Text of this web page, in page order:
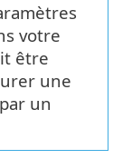
votre
être
une
un